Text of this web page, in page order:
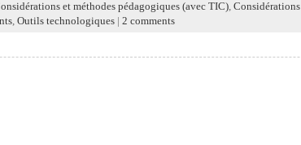
et méthodes pédagogiques (avec TIC),
, Outils technologiques| 2 comments